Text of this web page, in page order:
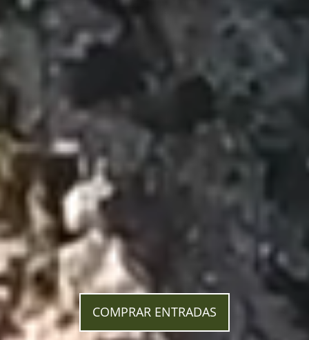
COMPRAR ENTRADAS